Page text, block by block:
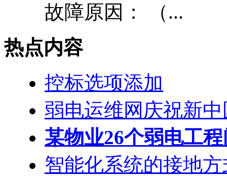
故障原因： （...
热点内容
控标选项添加
弱电运维网庆祝新
某物业26个弱电工
智能化系统的接地